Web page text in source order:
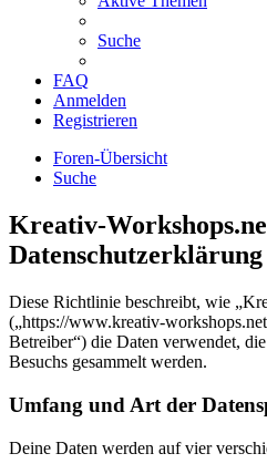
Suche
FAQ
Anmelden
Registrieren
Foren-Übersicht
Suche
Kreativ-
Datenschutzerklärung
Diese Richtlinie beschreibt, wie
(„https://www.kreativ-
Betreiber“) die Daten verwendet,
Besuchs gesammelt werden.
Umfang und Art der
Deine Daten werden auf vier